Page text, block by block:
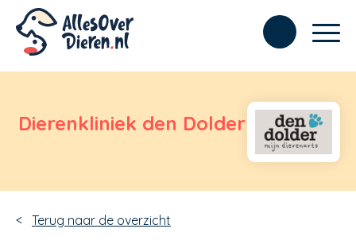
Dierenkliniek den Dolder
Terug naar de overzicht